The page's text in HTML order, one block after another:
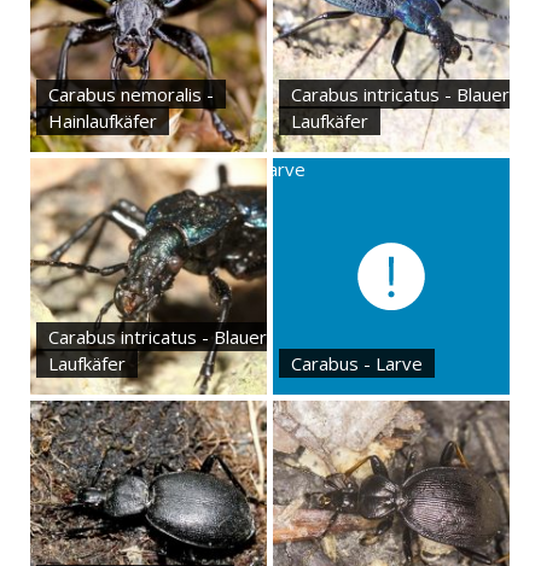
Carabus nemoralis -
Hainlaufkäfer
Carabus intricatus - Blauer
Laufkäfer
Carabus intricatus - Blauer
Laufkäfer
Carabus - Larve